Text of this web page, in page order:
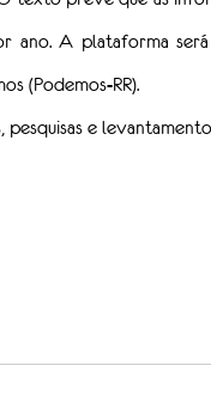
ano. A plataforma
(Podemos-RR).
e